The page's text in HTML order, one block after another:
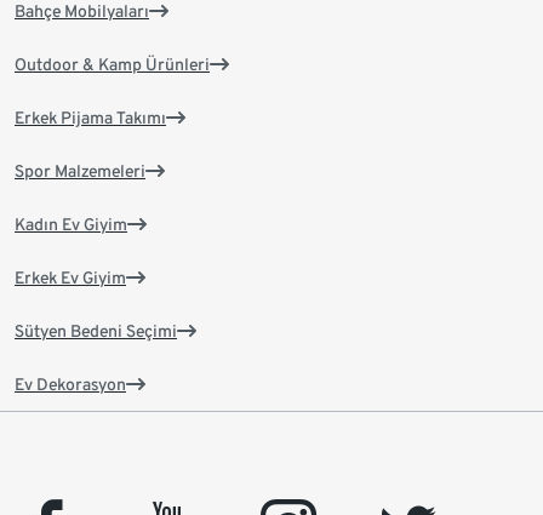
Bahçe Mobilyaları
Outdoor & Kamp Ürünleri
Erkek Pijama Takımı
Spor Malzemeleri
Kadın Ev Giyim
Erkek Ev Giyim
Sütyen Bedeni Seçimi
Ev Dekorasyon